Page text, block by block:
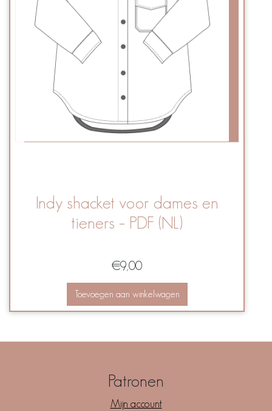
Indy shacket voor dames en
tieners – PDF (NL)
€9,00
Toevoegen aan winkelwagen
Patronen
Mijn account